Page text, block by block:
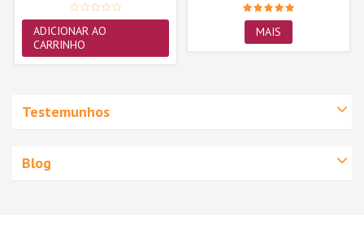
ADICIONAR AO
CARRINHO
MAIS
Testemunhos
Blog